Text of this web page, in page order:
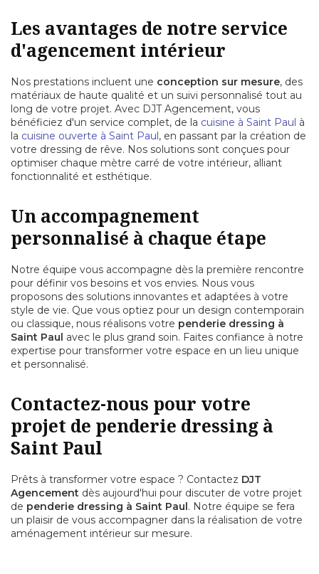
Les avantages de notre service
d'agencement intérieur
Nos prestations incluent une conception sur mesure, des
matériaux de haute qualité et un suivi personnalisé tout au
long de votre projet. Avec DJT Agencement, vous
bénéficiez d'un service complet, de la cuisine à Saint Paul à
la cuisine ouverte à Saint Paul, en passant par la création de
votre dressing de rêve. Nos solutions sont conçues pour
optimiser chaque mètre carré de votre intérieur, alliant
fonctionnalité et esthétique.
Un accompagnement
personnalisé à chaque étape
Notre équipe vous accompagne dès la première rencontre
pour définir vos besoins et vos envies. Nous vous
proposons des solutions innovantes et adaptées à votre
style de vie. Que vous optiez pour un design contemporain
ou classique, nous réalisons votre penderie dressing à
Saint Paul avec le plus grand soin. Faites confiance à notre
expertise pour transformer votre espace en un lieu unique
et personnalisé.
Contactez-nous pour votre
projet de penderie dressing à
Saint Paul
Prêts à transformer votre espace ? Contactez DJT
Agencement dès aujourd'hui pour discuter de votre projet
de penderie dressing à Saint Paul. Notre équipe se fera
un plaisir de vous accompagner dans la réalisation de votre
aménagement intérieur sur mesure.